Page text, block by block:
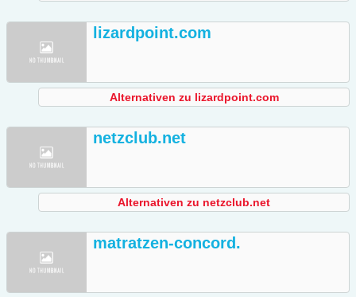
lizardpoint.com
Alternativen zu lizardpoint.com
netzclub.net
Alternativen zu netzclub.net
matratzen-concord.